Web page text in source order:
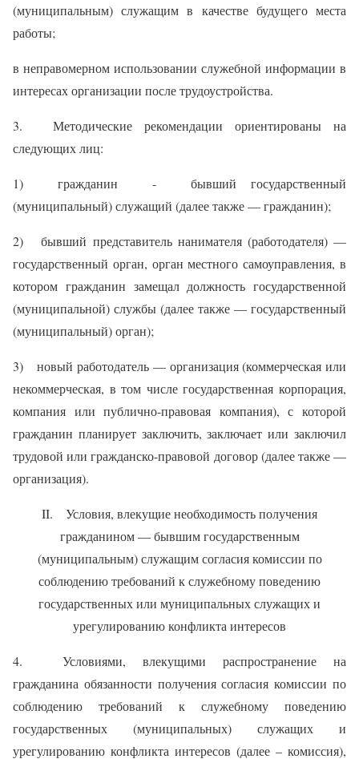
(муниципальным) служащим в качестве будущего места
работы;
в неправомерном использовании служебной информации в
интересах организации после трудоустройства.
3. Методические рекомендации ориентированы на
следующих лиц:
1) гражданин - бывший государственный
(муниципальный) служащий (далее также — гражданин);
2) бывший представитель нанимателя (работодателя) —
государственный орган, орган местного самоуправления, в
котором гражданин замещал должность государственной
(муниципальной) службы (далее также — государственный
(муниципальный) орган);
3) новый работодатель — организация (коммерческая или
некоммерческая, в том числе государственная корпорация,
компания или публично-правовая компания), с которой
гражданин планирует заключить, заключает или заключил
трудовой или гражданско-правовой договор (далее также —
организация).
II. Условия, влекущие необходимость получения
гражданином — бывшим государственным
(муниципальным) служащим согласия комиссии по
соблюдению требований к служебному поведению
государственных или муниципальных служащих и
урегулированию конфликта интересов
4. Условиями, влекущими распространение на
гражданина обязанности получения согласия комиссии по
соблюдению требований к служебному поведению
государственных (муниципальных) служащих и
урегулированию конфликта интересов (далее – комиссия),